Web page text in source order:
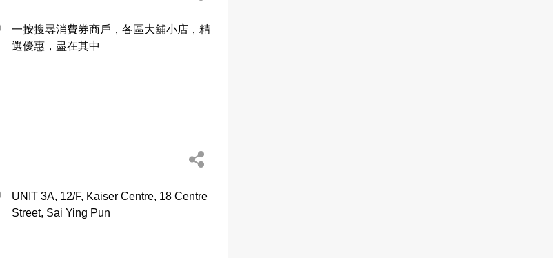
一按搜尋消費券商戶，各區大舖小店，精
選優惠，盡在其中
UNIT 3A, 12/F, Kaiser Centre, 18 Centre
Street, Sai Ying Pun